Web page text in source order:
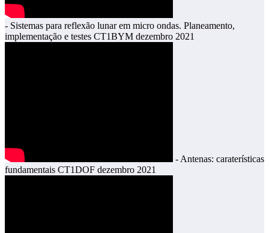
- Sistemas para reflexão lunar em micro ondas. Planeamento,
implementação e testes CT1BYM dezembro 2021
- Antenas: caraterísticas
fundamentais CT1DOF dezembro 2021